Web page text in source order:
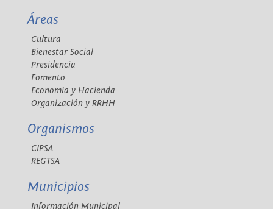
Áreas
Cultura
Bienestar Social
Presidencia
Fomento
Economía y Hacienda
Organización y RRHH
Organismos
CIPSA
REGTSA
Municipios
Información Municipal